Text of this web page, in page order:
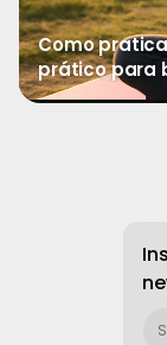
Como
prático para
Ver mais→